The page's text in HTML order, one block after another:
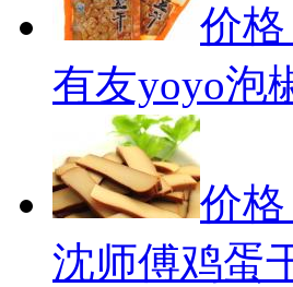
价格
有友yoyo泡
价格
沈师傅鸡蛋